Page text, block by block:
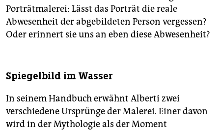
Porträtmalerei: Lässt das Porträt die reale
Abwesenheit der abgebildeten Person vergessen?
Oder erinnert sie uns an eben diese Abwesenheit?
Spiegelbild im Wasser
In seinem Handbuch erwähnt Alberti zwei
verschiedene Ursprünge der Malerei. Einer davon
wird in der Mythologie als der Moment